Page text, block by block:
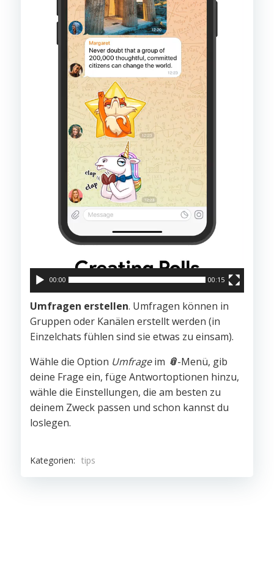
00:00 00:15
Umfragen erstellen. Umfragen können in
Gruppen oder Kanälen erstellt werden (in
Einzelchats fühlen sind sie etwas zu einsam).
Wähle die Option Umfrageim 📎-Menü, gib
deine Frage ein, füge Antwortoptionen hinzu,
wähle die Einstellungen, die am besten zu
deinem Zweck passen und schon kannst du
loslegen.
Kategorien: tips